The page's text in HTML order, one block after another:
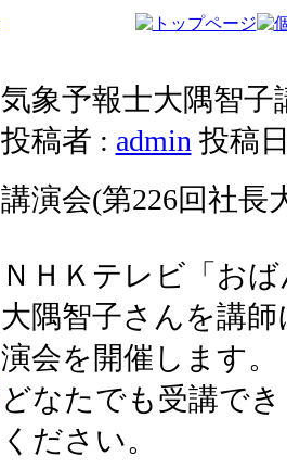
気象予報士大隅智
投稿者 : admin 投稿
講演会(第226回社長
ＮＨＫテレビ「お
大隅智子さんを講
演会を開催します。
どなたでも受講で
ください。